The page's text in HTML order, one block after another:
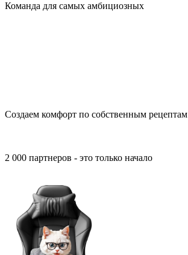
Команда для самых амбициозных
Создаем комфорт по собственным рецептам
2 000 партнеров - это только начало